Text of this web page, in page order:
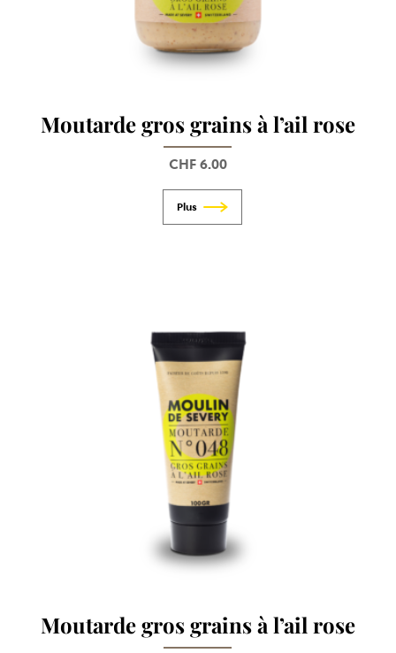
Moutarde gros grains à l’ail rose
CHF6.00
Moutarde gros grains à l’ail rose